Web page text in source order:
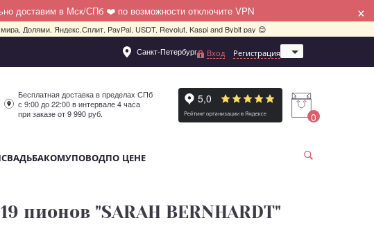
доставим в Мск/СПб ❤️ по возможности отключите VPN ×
Долями, Яндекс.Сплит, PayPal, USDT, Revolut, Kaspi and Bybit pay 😊
Санкт-Петербург
Москва
Вход Регистрация
Бесплатная доставка в пределах СПб
с 9:00 до 22:00 в интервале 4 часа
при заказе от 9 990 руб.
0
СВАДЬБАКОМУПОВОДПО ЦЕНЕ
пионов "SARAH BERNHARDT"